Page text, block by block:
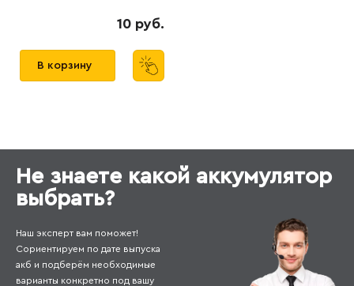
10 руб.
В корзину
Не знаете какой аккумулятор
выбрать?
Наш эксперт вам поможет!
Сориентируем по дате выпуска
акб и подберём необходимые
варианты конкретно под вашу